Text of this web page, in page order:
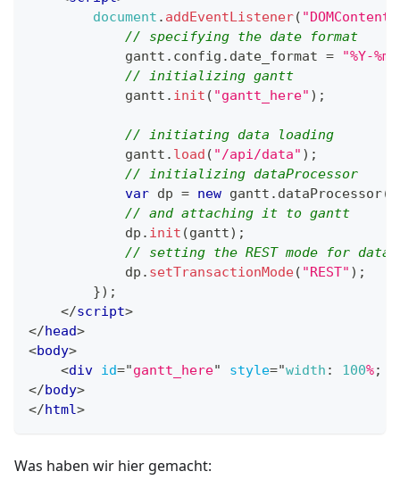
document . addEventListener(
// specifying the date format
            gantt
. config . date_format =
"%Y-
// initializing gantt
            gantt
. init ( "gantt_here" ) ;
// initiating data loading
            gantt
. load ( "/api/data" ) ;
// initializing dataProcessor
var dp = new gantt . dataProcessor(
// and attaching it to gantt
            dp
. init (gantt) ;
// setting the REST mode for
            dp
. setTransactionMode( "REST" ) ;
}) ;
</script>
</head>
<body>
<div id="gantt_here" style="width : 100%;
</body>
</html>
Was haben wir hier gemacht: